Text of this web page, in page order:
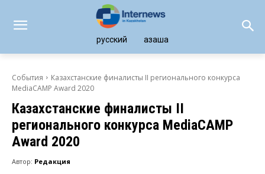
русский қазақша
События
Казахстанские финалисты II регионального конкурса
MediaCAMP Award 2020
Казахстанские финалисты II
регионального конкурса MediaCAMP
Award 2020
Автор: Редакция